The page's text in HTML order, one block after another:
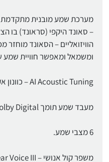
– סאונד היקפי (סראונד) בו
הוויזואליים – הסאונד מוחזר
ומשמאל ומאפשר חוויית שמע של 360
AI Acoustic Tuning – כוונון אקוסטי אוטומטי בעזרת השלט
מעבד שמע תומך Dolby Digital.
6 מצבי שמע.
משפר קול אנושי – Clear Voice III .